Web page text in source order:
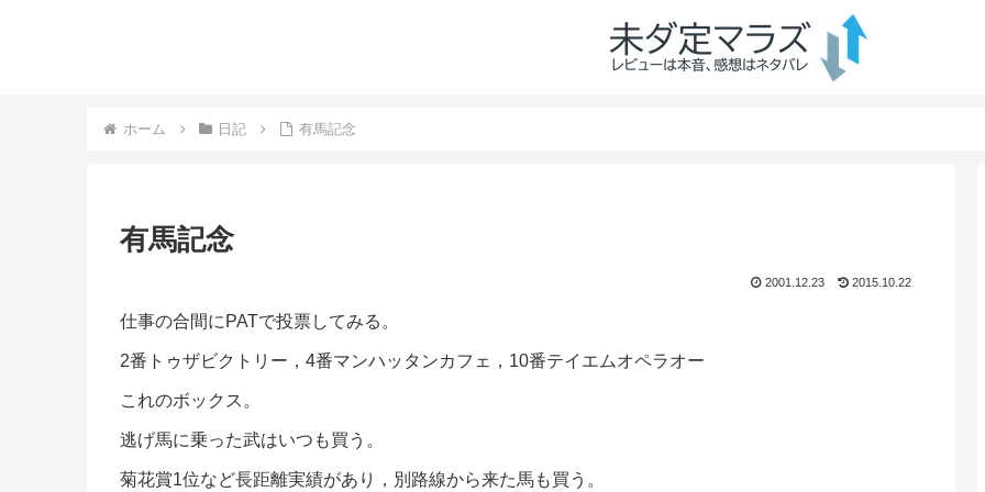
ホーム 日記 有馬記念
有馬記念
2001.12.23 2015.10.22
仕事の合間にPATで投票してみる。
2番トゥザビクトリー，4番マンハッタンカフェ，10番テイエムオペラオー
これのボックス。
逃げ馬に乗った武はいつも買う。
菊花賞1位など長距離実績があり，別路線から来た馬も買う。